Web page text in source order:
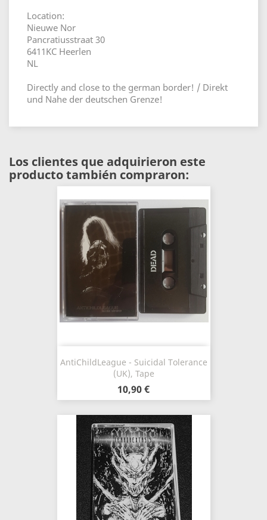
Location:
Nieuwe Nor
Pancratiusstraat 30
6411KC Heerlen
NL
Directly and close to the german border! / Direkt
und Nahe der deutschen Grenze!
Los clientes que adquirieron este
producto también compraron:
AntiChildLeague - Suicidal Tolerance
(UK), Tape
10,90 €